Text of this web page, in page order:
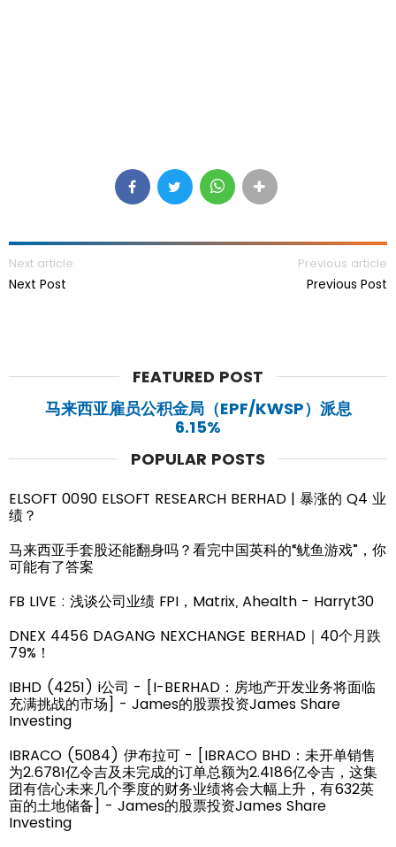
Next article
Next Post
Previous article
Previous Post
FEATURED POST
马来西亚雇员公积金局（EPF/KWSP）派息
6.15%
POPULAR POSTS
ELSOFT 0090 ELSOFT RESEARCH BERHAD | 暴涨的 Q4 业
绩？
马来西亚手套股还能翻身吗？看完中国英科的“鱿鱼游戏”，你
可能有了答案
FB LIVE : 浅谈公司业绩 FPI，Matrix, Ahealth - Harryt30
DNEX 4456 DAGANG NEXCHANGE BERHAD｜40个月跌
79%！
IBHD (4251) i公司 - [I-BERHAD：房地产开发业务将面临
充满挑战的市场] - James的股票投资James Share
Investing
IBRACO (5084) 伊布拉可 - [IBRACO BHD：未开单销售
为2.6781亿令吉及未完成的订单总额为2.4186亿令吉，这集
团有信心未来几个季度的财务业绩将会大幅上升，有632英
亩的土地储备] - James的股票投资James Share
Investing